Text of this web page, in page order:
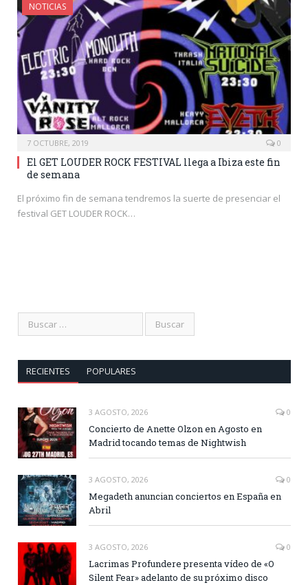
NOTICIAS
7 OCTUBRE, 2019 0
El GET LOUDER ROCK FESTIVAL llega a Ibiza este fin
de semana
El próximo fin de semana tendremos la suerte de presenciar el
festival GET LOUDER ROCK…
RECIENTES POPULARES
3 AGOSTO, 2026 0
Concierto de Anette Olzon en Agosto en
Madrid tocando temas de Nightwish
3 AGOSTO, 2026 0
Megadeth anuncian conciertos en España en
Abril
3 AGOSTO, 2026 0
Lacrimas Profundere presenta vídeo de «O
Silent Fear» adelanto de su próximo disco